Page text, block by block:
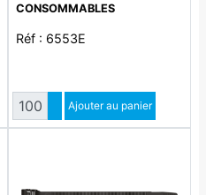
CONSOMMABLES
Réf : 6553E
QuantitéAugmenter quantité
Diminuer quantité
Ajouter au panier